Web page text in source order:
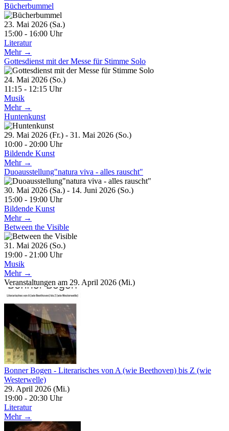
Bücherbummel
23. Mai 2026 (Sa.)
15:00 - 16:00 Uhr
Literatur
Mehr →
Gottesdienst mit der Messe für Stimme Solo
24. Mai 2026 (So.)
11:15 - 12:15 Uhr
Musik
Mehr →
Huntenkunst
29. Mai 2026 (Fr.) - 31. Mai 2026 (So.)
10:00 - 20:00 Uhr
Bildende Kunst
Mehr →
Duoausstellung"natura viva - alles rauscht"
30. Mai 2026 (Sa.) - 14. Juni 2026 (So.)
15:00 - 19:00 Uhr
Bildende Kunst
Mehr →
Between the Visible
31. Mai 2026 (So.)
19:00 - 21:00 Uhr
Musik
Mehr →
Veranstaltungen am 29. April 2026 (Mi.)
Bonner Bogen - Literarisches von A (wie Beethoven) bis Z (wie
Westerwelle)
29. April 2026 (Mi.)
19:00 - 20:30 Uhr
Literatur
Mehr →